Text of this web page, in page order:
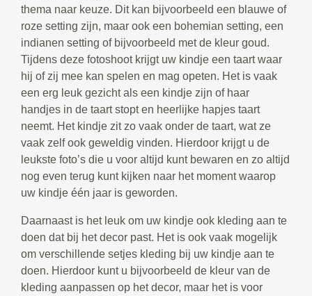
thema naar keuze. Dit kan bijvoorbeeld een blauwe of
roze setting zijn, maar ook een bohemian setting, een
indianen setting of bijvoorbeeld met de kleur goud.
Tijdens deze fotoshoot krijgt uw kindje een taart waar
hij of zij mee kan spelen en mag opeten. Het is vaak
een erg leuk gezicht als een kindje zijn of haar
handjes in de taart stopt en heerlijke hapjes taart
neemt. Het kindje zit zo vaak onder de taart, wat ze
vaak zelf ook geweldig vinden. Hierdoor krijgt u de
leukste foto’s die u voor altijd kunt bewaren en zo altijd
nog even terug kunt kijken naar het moment waarop
uw kindje één jaar is geworden.
Daarnaast is het leuk om uw kindje ook kleding aan te
doen dat bij het decor past. Het is ook vaak mogelijk
om verschillende setjes kleding bij uw kindje aan te
doen. Hierdoor kunt u bijvoorbeeld de kleur van de
kleding aanpassen op het decor, maar het is voor